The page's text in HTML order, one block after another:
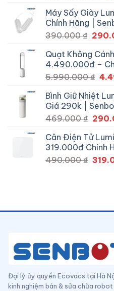
là:
Máy Sấy Giày
Chính Hãng |
390.000₫ Giá
là:
Quạt Không
4.490.000đ –
5.990.000₫ Giá
là:
Bình Giữ Nhiệt
Giá 290k |
469.000₫ Giá
là:
Cân Điện Tử
319.000đ Chính
490.000₫ Giá
Đại lý ủy quyền Ecovacs tại Hà
kinh nghiệm bán & sửa chữa